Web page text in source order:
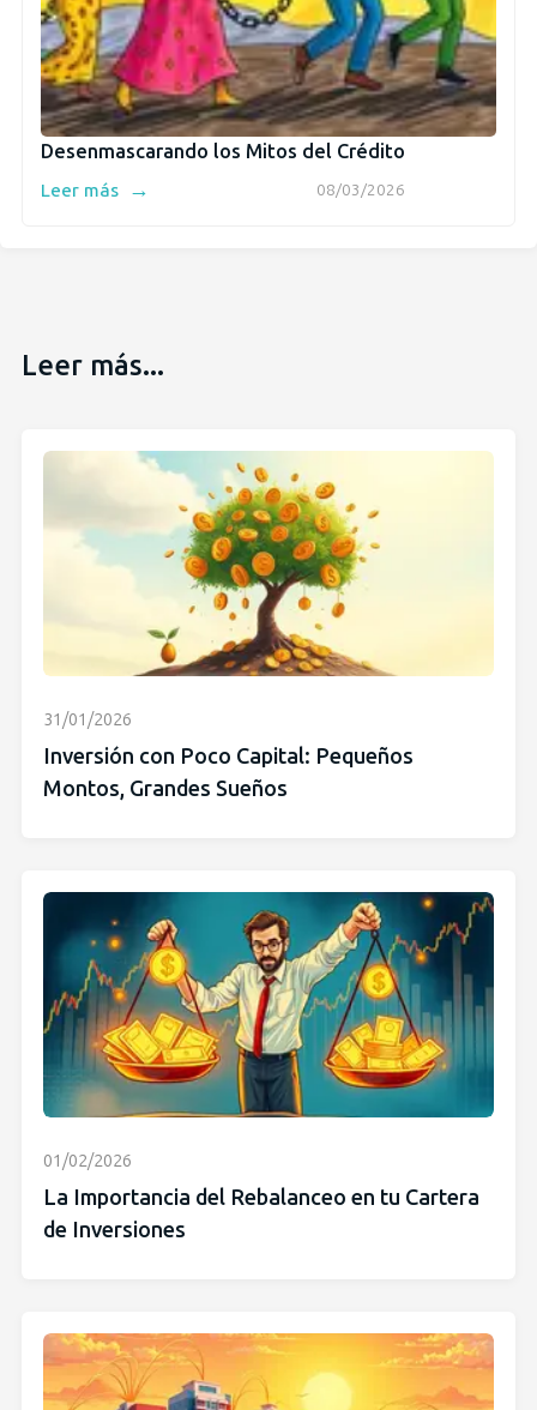
Desenmascarando los Mitos del Crédito
08/03/2026
Leer más →
Leer más...
31/01/2026
Inversión con Poco Capital: Pequeños
Montos, Grandes Sueños
01/02/2026
La Importancia del Rebalanceo en tu Cartera
de Inversiones